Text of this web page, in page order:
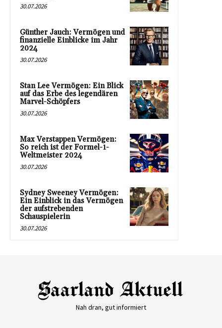
30.07.2026
Günther Jauch: Vermögen und
finanzielle Einblicke im Jahr
2024
30.07.2026
Stan Lee Vermögen: Ein Blick
auf das Erbe des legendären
Marvel-Schöpfers
30.07.2026
Max Verstappen Vermögen:
So reich ist der Formel-1-
Weltmeister 2024
30.07.2026
Sydney Sweeney Vermögen:
Ein Einblick in das Vermögen
der aufstrebenden
Schauspielerin
30.07.2026
Nah dran, gut informiert